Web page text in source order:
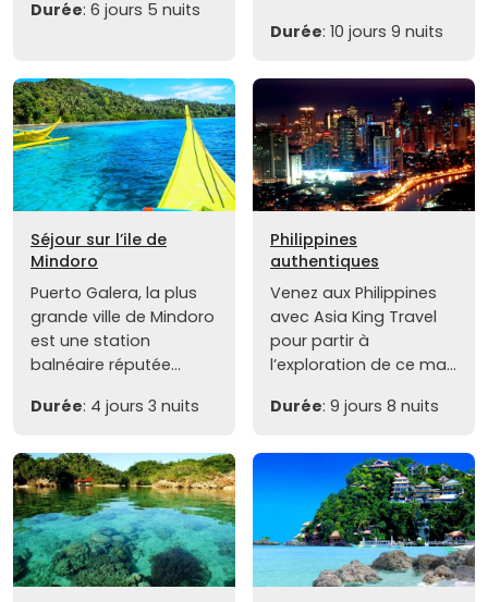
Durée: 6 jours 5 nuits
Durée: 10 jours 9 nuits
Séjour sur l’ile de
Mindoro
Puerto Galera, la plus
grande ville de Mindoro
est une station
balnéaire réputée...
Durée: 4 jours 3 nuits
Philippines
authentiques
Venez aux Philippines
avec Asia King Travel
pour partir à
l’exploration de ce ma...
Durée: 9 jours 8 nuits